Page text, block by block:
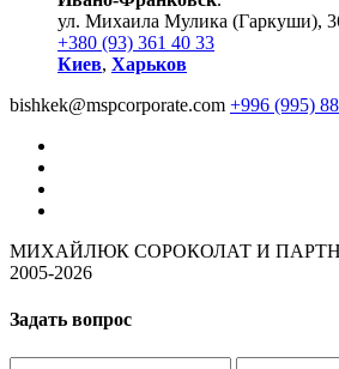
ул. Михаила Мулика (Гаркуши),
+380 (93) 361 40 33
Киев, Харьков
bishkek@mspcorporate.com +996 (995)
МИХАЙЛЮК СОРОКОЛАТ И
2005-2026
Задать вопрос